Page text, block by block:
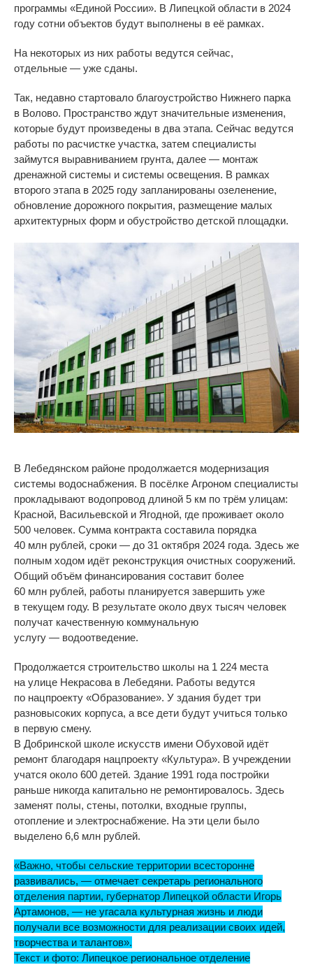
программы «Единой России». В Липецкой области в 2024
году сотни объектов будут выполнены в её рамках.
На некоторых из них работы ведутся сейчас,
отдельные — уже сданы.
Так, недавно стартовало благоустройство Нижнего парка
в Волово. Пространство ждут значительные изменения,
которые будут произведены в два этапа. Сейчас ведутся
работы по расчистке участка, затем специалисты
займутся выравниванием грунта, далее — монтаж
дренажной системы и системы освещения. В рамках
второго этапа в 2025 году запланированы озеленение,
обновление дорожного покрытия, размещение малых
архитектурных форм и обустройство детской площадки.
В Лебедянском районе продолжается модернизация
системы водоснабжения. В посёлке Агроном специалисты
прокладывают водопровод длиной 5 км по трём улицам:
Красной, Васильевской и Ягодной, где проживает около
500 человек. Сумма контракта составила порядка
40 млн рублей, сроки — до 31 октября 2024 года. Здесь же
полным ходом идёт реконструкция очистных сооружений.
Общий объём финансирования составит более
60 млн рублей, работы планируется завершить уже
в текущем году. В результате около двух тысяч человек
получат качественную коммунальную
услугу — водоотведение.
Продолжается строительство школы на 1 224 места
на улице Некрасова в Лебедяни. Работы ведутся
по нацпроекту «Образование». У здания будет три
разновысоких корпуса, а все дети будут учиться только
в первую смену.
В Добринской школе искусств имени Обуховой идёт
ремонт благодаря нацпроекту «Культура». В учреждении
учатся около 600 детей. Здание 1991 года постройки
раньше никогда капитально не ремонтировалось. Здесь
заменят полы, стены, потолки, входные группы,
отопление и электроснабжение. На эти цели было
выделено 6,6 млн рублей.
«Важно, чтобы сельские территории всесторонне
развивались, — отмечает секретарь регионального
отделения партии, губернатор Липецкой области Игорь
Артамонов, — не угасала культурная жизнь и люди
получали все возможности для реализации своих идей,
творчества и талантов».
Текст и фото: Липецкое региональное отделение